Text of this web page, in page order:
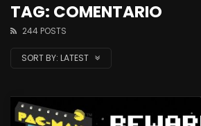
TAG: COMENTARIO
244 POSTS
SORT BY: LATEST